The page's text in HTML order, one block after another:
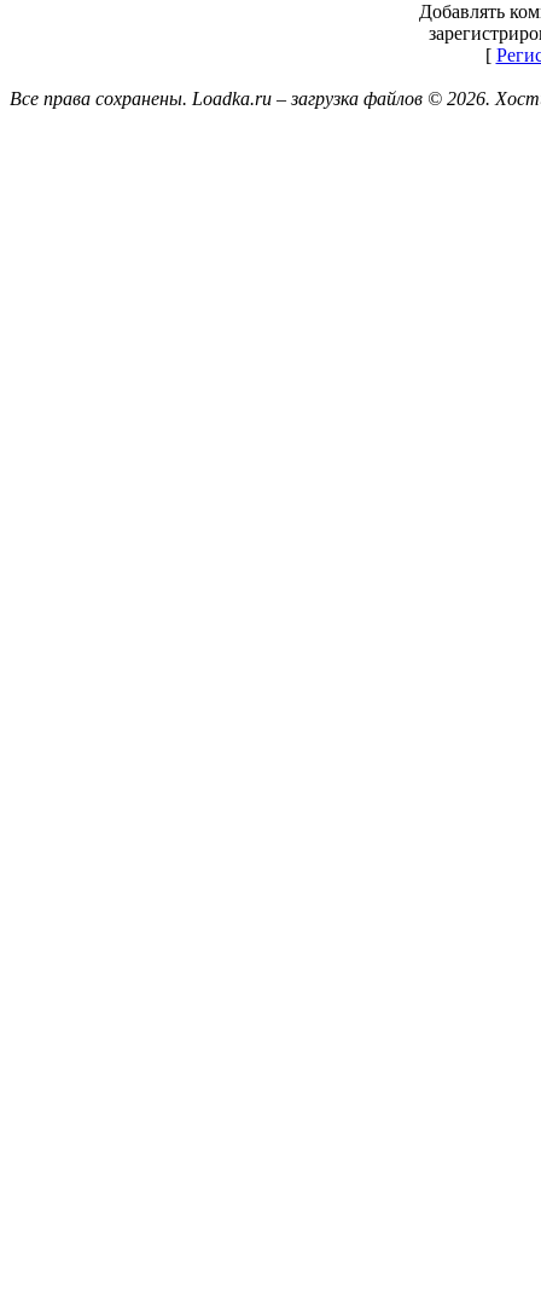
Добавлять
[
Все права сохранены. Loadka.ru – загрузка файлов © 2026.